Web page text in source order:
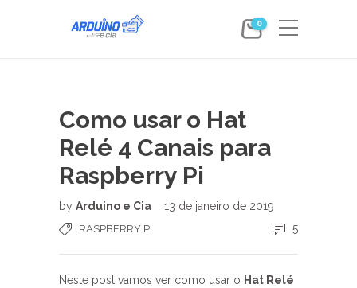
0
Como usar o Hat
Relé 4 Canais para
Raspberry Pi
by Arduino e Cia 13 de janeiro de 2019
RASPBERRY PI 5
Neste post vamos ver como usar o Hat Relé